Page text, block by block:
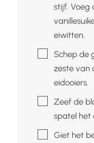
stijf. Voeg
eiwitten.
▢Schep de
zeste van
eidooiers.
▢
Zeef de
spatel het
▢
Giet het